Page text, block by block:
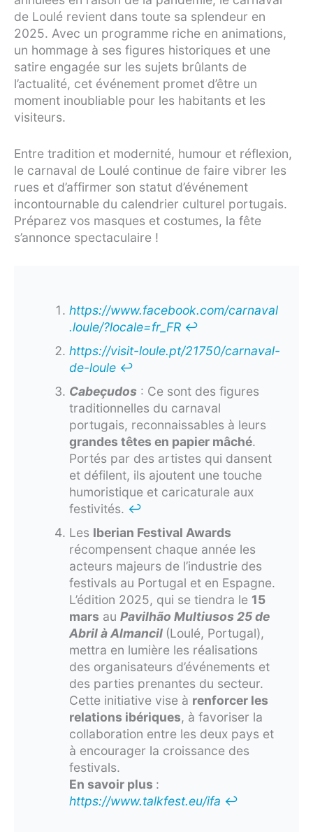
de Loulé revient dans toute sa splendeur en
2025. Avec un programme riche en animations,
un hommage à ses figures historiques et une
satire engagée sur les sujets brûlants de
l’actualité, cet événement promet d’être un
moment inoubliable pour les habitants et les
visiteurs.
Entre tradition et modernité, humour et réflexion,
le carnaval de Loulé continue de faire vibrer les
rues et d’affirmer son statut d’événement
incontournable du calendrier culturel portugais.
Préparez vos masques et costumes, la fête
s’annonce spectaculaire !
https://www.facebook.com/carnaval
.loule/?locale=fr_FR ↩︎
https://visit-loule.pt/21750/carnaval-
de-loule ↩︎
Cabeçudos: Ce sont des figures
traditionnelles du carnaval
portugais, reconnaissables à leurs
grandes têtes en papier mâché.
Portés par des artistes qui dansent
et défilent, ils ajoutent une touche
humoristique et caricaturale aux
festivités. ↩︎
Les Iberian Festival Awards
récompensent chaque année les
acteurs majeurs de l’industrie des
festivals au Portugal et en Espagne.
L’édition 2025, qui se tiendra le 15
mars au Pavilhão Multiusos 25 de
Abril à Almancil (Loulé, Portugal),
mettra en lumière les réalisations
des organisateurs d’événements et
des parties prenantes du secteur.
Cette initiative vise à renforcer les
relations ibériques, à favoriser la
collaboration entre les deux pays et
à encourager la croissance des
festivals.
En savoir plus :
https://www.talkfest.eu/ifa ↩︎